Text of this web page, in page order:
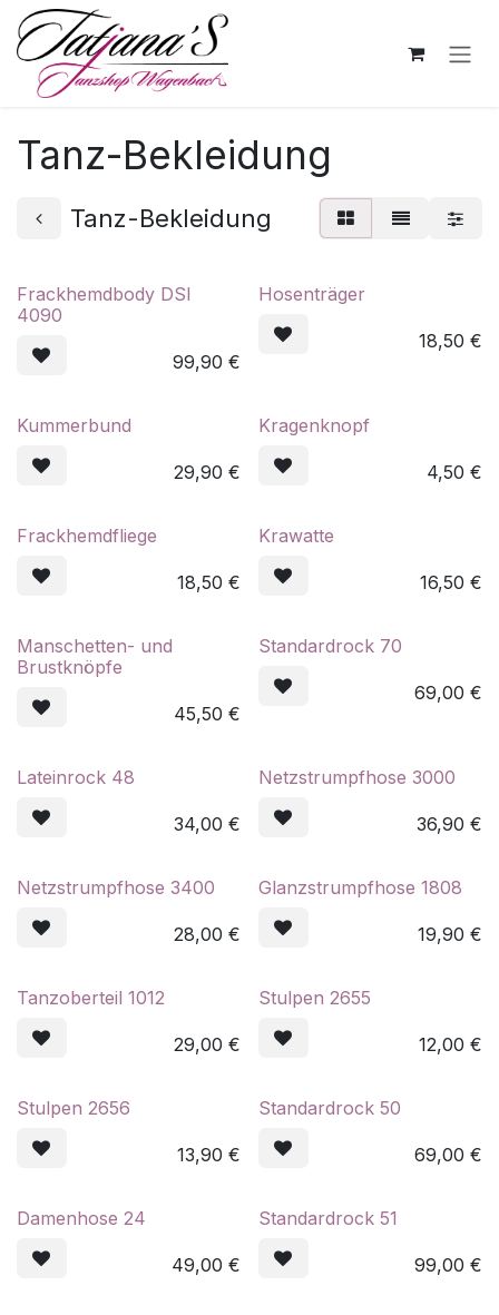
Zum Inhalt springen
Tanz-Bekleidung
Tanz-Bekleidung
Frackhemdbody DSI
4090
99,90 €
Hosenträger
18,50 €
Kummerbund
29,90 €
Kragenknopf
4,50 €
Frackhemdfliege
18,50 €
Krawatte
16,50 €
Manschetten- und
Brustknöpfe
45,50 €
Standardrock 70
69,00 €
Lateinrock 48
34,00 €
Netzstrumpfhose 3000
36,90 €
Netzstrumpfhose 3400
28,00 €
Glanzstrumpfhose 1808
19,90 €
Tanzoberteil 1012
29,00 €
Stulpen 2655
12,00 €
Stulpen 2656
13,90 €
Standardrock 50
69,00 €
Damenhose 24
49,00 €
Standardrock 51
99,00 €